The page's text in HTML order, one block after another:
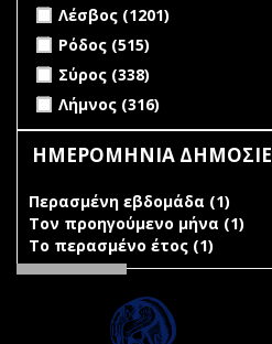
Apply Λέσβος filter
Λέσβος (1201)
Apply Ρόδος filter
Ρόδος (515)
Apply Σύρος filter
Σύρος (338)
Apply Λήμνος filter
Λήμνος (316)
ΗΜΕΡΟΜΗΝΙΑ
Περασμένη εβδομάδα (1)
filter
Τον προηγούμενο μήνα (1)
Το περασμένο έτος (1)